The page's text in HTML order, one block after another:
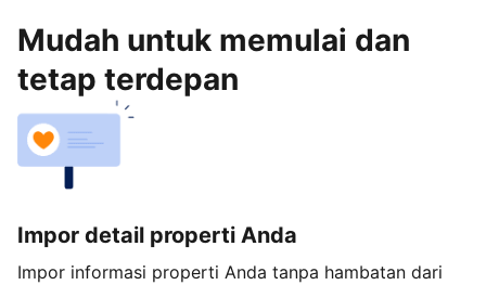
Mudah untuk memulai dan
tetap terdepan
Impor detail properti Anda
Impor informasi properti Anda tanpa hambatan dari